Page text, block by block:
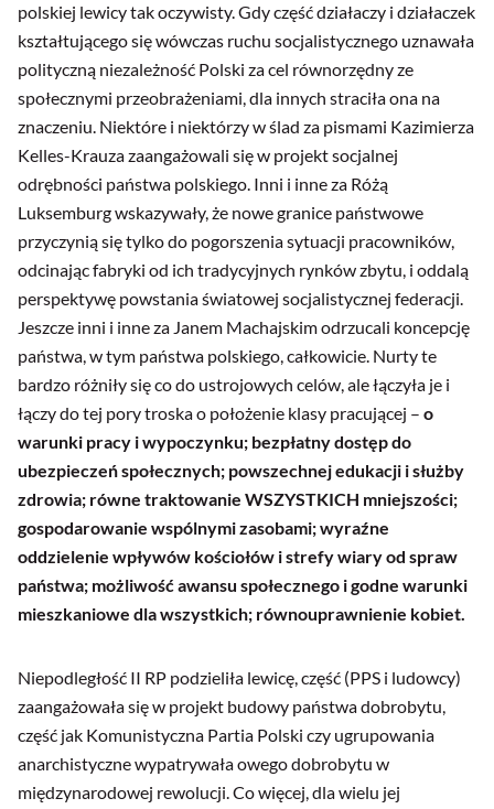
polskiej lewicy tak oczywisty. Gdy część działaczy i działaczek
kształtującego się wówczas ruchu socjalistycznego uznawała
polityczną niezależność Polski za cel równorzędny ze
społecznymi przeobrażeniami, dla innych straciła ona na
znaczeniu. Niektóre i niektórzy w ślad za pismami Kazimierza
Kelles-Krauza zaangażowali się w projekt socjalnej
odrębności państwa polskiego. Inni i inne za Różą
Luksemburg wskazywały, że nowe granice państwowe
przyczynią się tylko do pogorszenia sytuacji pracowników,
odcinając fabryki od ich tradycyjnych rynków zbytu, i oddalą
perspektywę powstania światowej socjalistycznej federacji.
Jeszcze inni i inne za Janem Machajskim odrzucali koncepcję
państwa, w tym państwa polskiego, całkowicie. Nurty te
bardzo różniły się co do ustrojowych celów, ale łączyła je i
łączy do tej pory troska o położenie klasy pracującej – o
warunki pracy i wypoczynku; bezpłatny dostęp do
ubezpieczeń społecznych; powszechnej edukacji i służby
zdrowia; równe traktowanie WSZYSTKICH mniejszości;
gospodarowanie wspólnymi zasobami; wyraźne
oddzielenie wpływów kościołów i strefy wiary od spraw
państwa; możliwość awansu społecznego i godne warunki
mieszkaniowe dla wszystkich; równouprawnienie kobiet.
Niepodległość II RP podzieliła lewicę, część (PPS i ludowcy)
zaangażowała się w projekt budowy państwa dobrobytu,
część jak Komunistyczna Partia Polski czy ugrupowania
anarchistyczne wypatrywała owego dobrobytu w
międzynarodowej rewolucji. Co więcej, dla wielu jej